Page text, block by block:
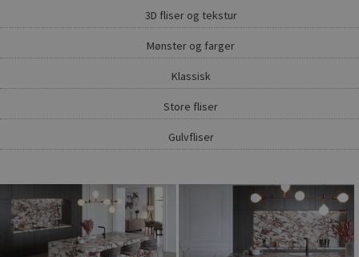
3D fliser og tekstur
Mønster og farger
Klassisk
Store fliser
Gulvfliser